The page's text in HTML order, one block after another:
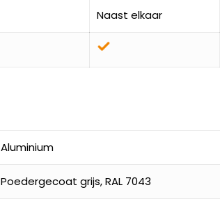
Naast elkaar
Aluminium
Poedergecoat grijs, RAL 7043